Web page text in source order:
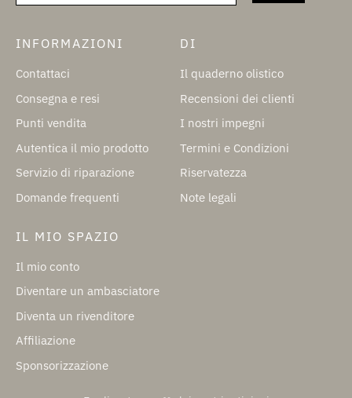
INFORMAZIONI
Contattaci
Consegna e resi
Punti vendita
Autentica il mio prodotto
Servizio di riparazione
Domande frequenti
DI
Il quaderno olistico
Recensioni dei clienti
I nostri impegni
Termini e Condizioni
Riservatezza
Note legali
IL MIO SPAZIO
Il mio conto
Diventare un ambasciatore
Diventa un rivenditore
Affiliazione
Sponsorizzazione